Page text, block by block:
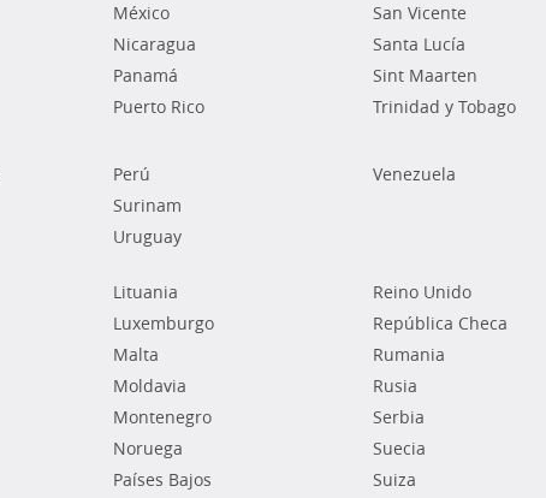
México
Nicaragua
Panamá
Puerto Rico
San Vicente
Santa Lucía
Sint Maarten
Trinidad y Tobago
Perú
Surinam
Uruguay
Venezuela
Lituania
Luxemburgo
Malta
Moldavia
Montenegro
Noruega
Países Bajos
Reino Unido
República Checa
Rumania
Rusia
Serbia
Suecia
Suiza